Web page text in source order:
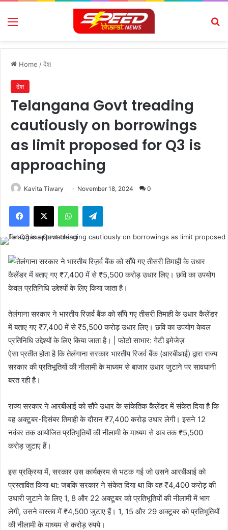
Menu
Home /देश
देश
Telangana Govt treading
cautiously on borrowings
as limit proposed for Q3 is
approaching
Kavita Tiwary November 18, 2024 0
Facebook
X WhatsAppTelegram
तेलंगाना सरकार ने भारतीय रिज़र्व बैंक को सौंपे गए तीसरी तिमाही के उधार कैलेंडर
में बताए गए ₹7,400 में से ₹5,500 करोड़ उधार लिए। छवि का उपयोग केवल
प्रतिनिधि उद्देश्यों के लिए किया जाता है। | फोटो साभार: गेटी इमेजेज़
ऐसा प्रतीत होता है कि तेलंगाना सरकार भारतीय रिजर्व बैंक (आरबीआई) द्वारा राज्य
सरकार की प्रतिभूतियों की नीलामी के माध्यम से बाजार उधार जुटाने पर सावधानी
बरत रही है।
राज्य सरकार ने आरबीआई को सौंपे उधार के सांकेतिक कैलेंडर में संकेत दिया है कि
वह अक्टूबर-दिसंबर तिमाही के दौरान ₹7,400 करोड़ उधार लेगी। इसने 12
नवंबर तक आयोजित प्रतिभूतियों की नीलामी के माध्यम से अब तक ₹5,500
करोड़ जुटाए हैं।
इस प्रक्रिया में, सरकार उस कार्यक्रम से भटक गई जो उसने आरबीआई को
प्रस्तावित किया था: जबकि सरकार ने संकेत दिया था कि वह ₹4,400 करोड़ की
उधारी जुटाने के लिए 1, 8 और 22 अक्टूबर को प्रतिभूतियों की नीलामी में भाग
लेगी, उसने वास्तव में ₹4,500 जुटाए हैं। 1, 15 और 29 अक्टूबर को प्रतिभूतियों
की नीलामी के माध्यम से करोड़ रुपये।